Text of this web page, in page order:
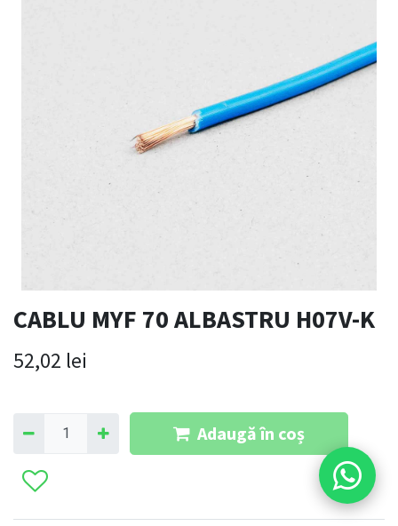
CABLU MYF 70 ALBASTRU H07V-K
52,02 lei
Adaugă în coș